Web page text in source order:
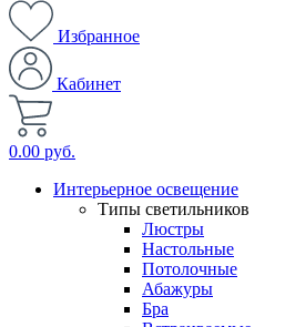
Избранное
Кабинет
0.00 руб.
Интерьерное освещение
Типы светильников
Люстры
Настольные
Потолочные
Абажуры
Бра